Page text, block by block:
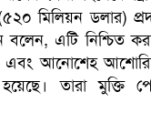
হাজারের বেশি